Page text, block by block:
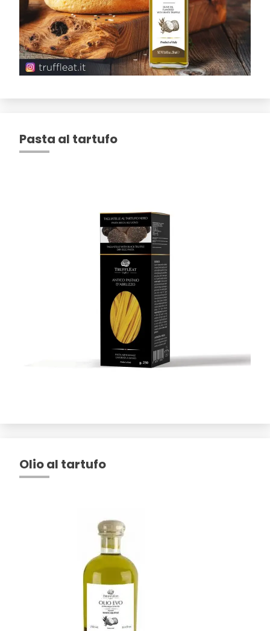
Pasta al tartufo
Olio al tartufo